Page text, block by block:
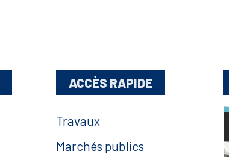
ACCÈS RAPIDE
Travaux
Marchés publics